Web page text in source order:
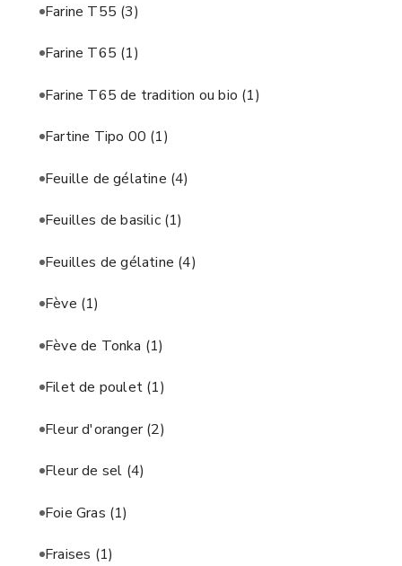
Farine T55 (3)
Farine T65 (1)
Farine T65 de tradition ou bio (1)
Fartine Tipo 00 (1)
Feuille de gélatine (4)
Feuilles de basilic (1)
Feuilles de gélatine (4)
Fève (1)
Fève de Tonka (1)
Filet de poulet (1)
Fleur d'oranger(2)
Fleur de sel (4)
Foie Gras (1)
Fraises (1)